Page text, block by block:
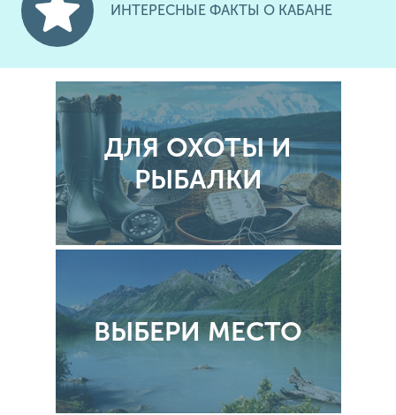
ИНТЕРЕСНЫЕ ФАКТЫ О КАБАНЕ
ДЛЯ ОХОТЫ И
РЫБАЛКИ
ВЫБЕРИ МЕСТО